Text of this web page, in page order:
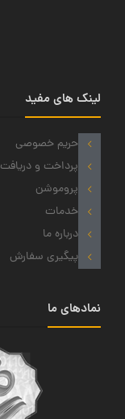
لینک های مفید
حریم خصوصی
پرداخت و دریافت
پروموشن
خدمات
درباره ما
پیگیری سفارش
نمادهای ما